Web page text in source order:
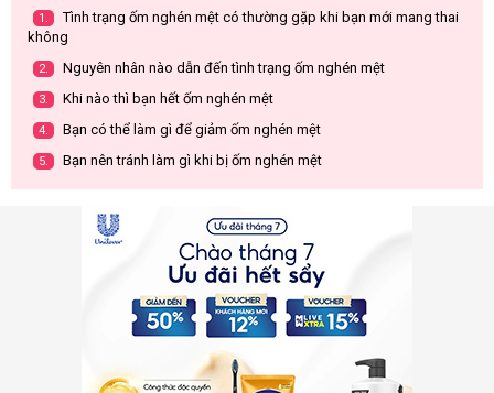
1.
Tình trạng ốm nghén mệt có thường gặp khi bạn mới mang thai
không
2. Nguyên nhân nào dẫn đến tình trạng ốm nghén mệt
3. Khi nào thì bạn hết ốm nghén mệt
4. Bạn có thể làm gì để giảm ốm nghén mệt
5. Bạn nên tránh làm gì khi bị ốm nghén mệt